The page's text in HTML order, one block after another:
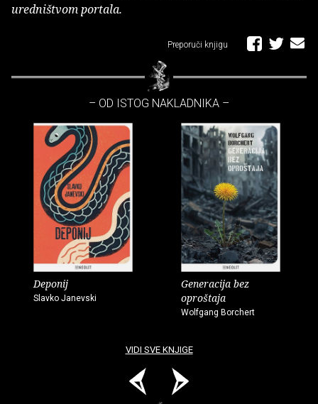
uredništvom portala.
Preporuči knjigu
– OD ISTOG NAKLADNIKA –
Deponij
Slavko Janevski
Generacija bez
oproštaja
Wolfgang Borchert
VIDI SVE KNJIGE